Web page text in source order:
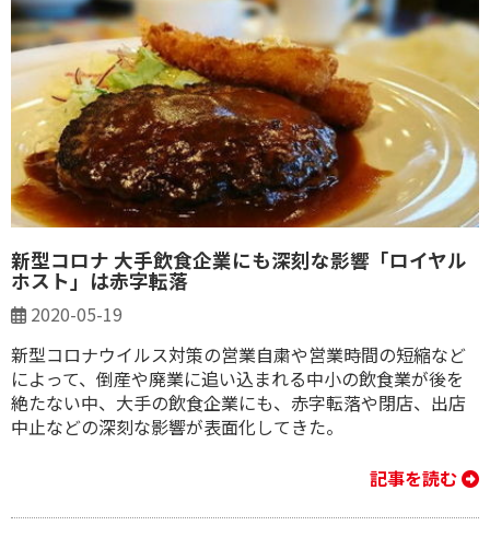
新型コロナ 大手飲食企業にも深刻な影響「ロイヤル
ホスト」は赤字転落
2020-05-19
新型コロナウイルス対策の営業自粛や営業時間の短縮など
によって、倒産や廃業に追い込まれる中小の飲食業が後を
絶たない中、大手の飲食企業にも、赤字転落や閉店、出店
中止などの深刻な影響が表面化してきた。
記事を読む